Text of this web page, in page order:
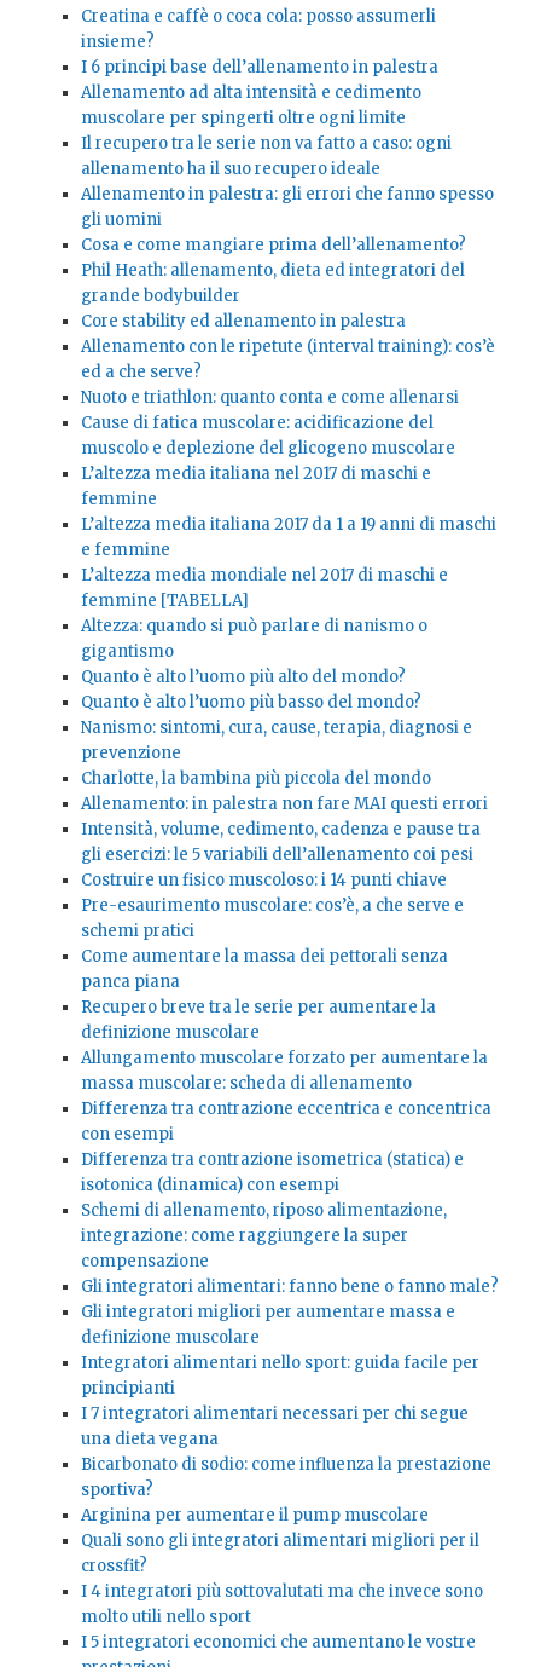
Creatina e caffè o coca cola: posso assumerli
insieme?
I 6 principi base dell’allenamento in palestra
Allenamento ad alta intensità e cedimento
muscolare per spingerti oltre ogni limite
Il recupero tra le serie non va fatto a caso: ogni
allenamento ha il suo recupero ideale
Allenamento in palestra: gli errori che fanno spesso
gli uomini
Cosa e come mangiare prima dell’allenamento?
Phil Heath: allenamento, dieta ed integratori del
grande bodybuilder
Core stability ed allenamento in palestra
Allenamento con le ripetute (interval training): cos’è
ed a che serve?
Nuoto e triathlon: quanto conta e come allenarsi
Cause di fatica muscolare: acidificazione del
muscolo e deplezione del glicogeno muscolare
L’altezza media italiana nel 2017 di maschi e
femmine
L’altezza media italiana 2017 da 1 a 19 anni di maschi
e femmine
L’altezza media mondiale nel 2017 di maschi e
femmine [TABELLA]
Altezza: quando si può parlare di nanismo o
gigantismo
Quanto è alto l’uomo più alto del mondo?
Quanto è alto l’uomo più basso del mondo?
Nanismo: sintomi, cura, cause, terapia, diagnosi e
prevenzione
Charlotte, la bambina più piccola del mondo
Allenamento: in palestra non fare MAI questi errori
Intensità, volume, cedimento, cadenza e pause tra
gli esercizi: le 5 variabili dell’allenamento coi pesi
Costruire un fisico muscoloso: i 14 punti chiave
Pre-esaurimento muscolare: cos’è, a che serve e
schemi pratici
Come aumentare la massa dei pettorali senza
panca piana
Recupero breve tra le serie per aumentare la
definizione muscolare
Allungamento muscolare forzato per aumentare la
massa muscolare: scheda di allenamento
Differenza tra contrazione eccentrica e concentrica
con esempi
Differenza tra contrazione isometrica (statica) e
isotonica (dinamica) con esempi
Schemi di allenamento, riposo alimentazione,
integrazione: come raggiungere la super
compensazione
Gli integratori alimentari: fanno bene o fanno male?
Gli integratori migliori per aumentare massa e
definizione muscolare
Integratori alimentari nello sport: guida facile per
principianti
I 7 integratori alimentari necessari per chi segue
una dieta vegana
Bicarbonato di sodio: come influenza la prestazione
sportiva?
Arginina per aumentare il pump muscolare
Quali sono gli integratori alimentari migliori per il
crossfit?
I 4 integratori più sottovalutati ma che invece sono
molto utili nello sport
I 5 integratori economici che aumentano le vostre